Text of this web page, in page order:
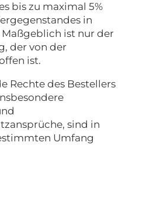
bis zu maximal 5%
in
Maßgeblich ist nur der
der von der
ist.
Rechte des Bestellers
sind in
Umfang